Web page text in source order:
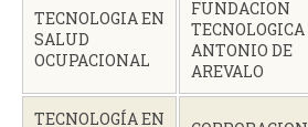
TECNOLOGIA EN
SALUD
OCUPACIONAL
FUNDACION
TECNOLOGICA
ANTONIO DE
AREVALO
TECNOLOGÍA EN